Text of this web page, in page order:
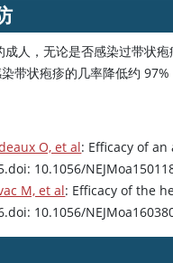
人，无论是否感染过带状
带状疱疹的几率降低约 97%
O, et al: Efficacy of
10.1056/
M, et al: Efficacy of the
10.1056/